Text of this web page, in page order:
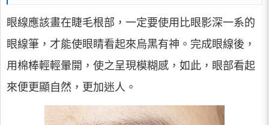
眼線應該畫在睫毛根部，一定要使用比眼影深一系的
眼線筆，才能使眼睛看起來烏黑有神。完成眼線後，
用棉棒輕輕暈開，使之呈現模糊感，如此，眼部看起
來便更顯自然，更加迷人。